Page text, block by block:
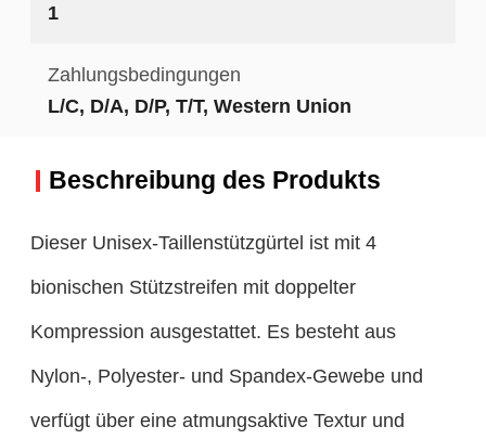
1
Zahlungsbedingungen
L/C, D/A, D/P, T/T, Western Union
Beschreibung des Produkts
Dieser Unisex-Taillenstützgürtel ist mit 4
bionischen Stützstreifen mit doppelter
Kompression ausgestattet. Es besteht aus
Nylon-, Polyester- und Spandex-Gewebe und
verfügt über eine atmungsaktive Textur und